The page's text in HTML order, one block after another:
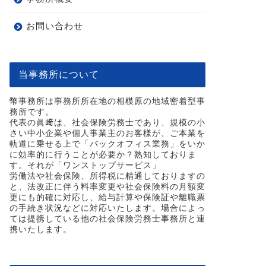
お問い合わせ
当事務所について
幣事務所は事務所所在地の相模原の地域密着型事
務所です。
代表の眞﨑は、社会保険労務士であり、規模の小
さい中小企業や個人事業主のお客様が、ご本業を
軌道に乗せる上で「バックオフィス業務」をいか
に効率的に行うことが必要か？熟知しておりま
す。それが「ワンストップサービス」
労働法や社会保険、所得税に精通しておりますの
と、法改正に伴う料率変更や社会保険料の月額変
更にも的確に対応し、給与計算や保険証や離職票
の手続き状況などに対応いたします。場合によっ
ては提携している他の社会保険労務士事務所と連
携いたします。